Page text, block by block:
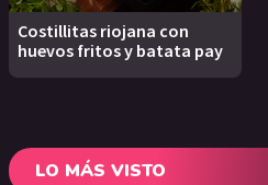
Costillitas riojana con
huevos fritos y batata pay
LO MÁS VISTO